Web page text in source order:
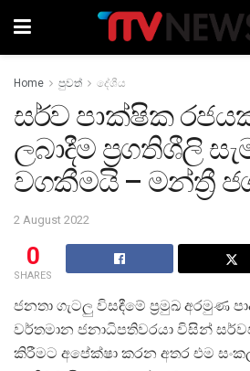
Home පුවත් දේශීය
සර්ව පාක්ෂික
ලබාදීම ප්‍රගතිශීලි
වගකීමයි – මන්ත්‍රී
2 August 2022
0
SHARES
ජනතා ගැටලු විසඳීමේ ප්‍රමුඛ අරමුණ
වර්තමාන ජනාධිපතිවරයා විසින්
කිරීමට අපේක්ෂා කරන අතර එම